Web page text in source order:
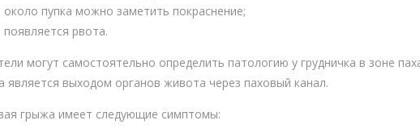
около пупка можно заметить покраснение;
появляется рвота.
могут самостоятельно определить патологию у грудничка в зоне
является выходом органов живота через паховый канал.
грыжа имеет следующие симптомы: